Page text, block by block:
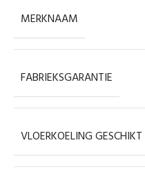
MERKNAAM
FABRIEKSGARANTIE
VLOERKOELING GESCHIKT